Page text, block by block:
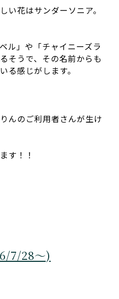
い花はサンダーソニア。
ル」や「チャイニーズラ
そうで、その名前からも
る感じがします。
んのご利用者さんが生け
す！！
7/28～)